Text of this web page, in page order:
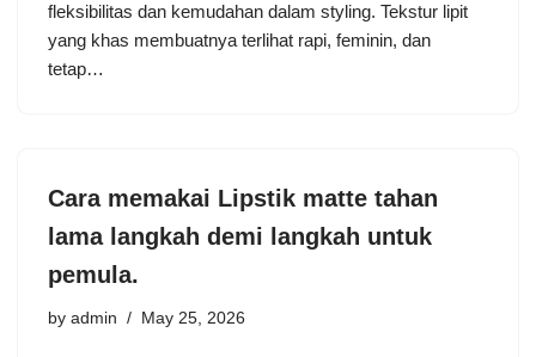
fleksibilitas dan kemudahan dalam styling. Tekstur lipit
yang khas membuatnya terlihat rapi, feminin, dan
tetap…
Cara memakai Lipstik matte tahan
lama langkah demi langkah untuk
pemula.
by admin May 25, 2026